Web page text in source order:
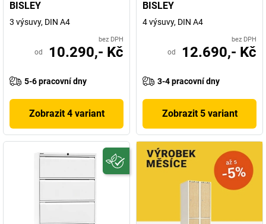
BISLEY
3 výsuvy, DIN A4
bez DPH
od 10.290,- Kč
5-6 pracovní dny
Zobrazit 4 variant
BISLEY
4 výsuvy, DIN A4
bez DPH
od 12.690,- Kč
3-4 pracovní dny
Zobrazit 5 variant